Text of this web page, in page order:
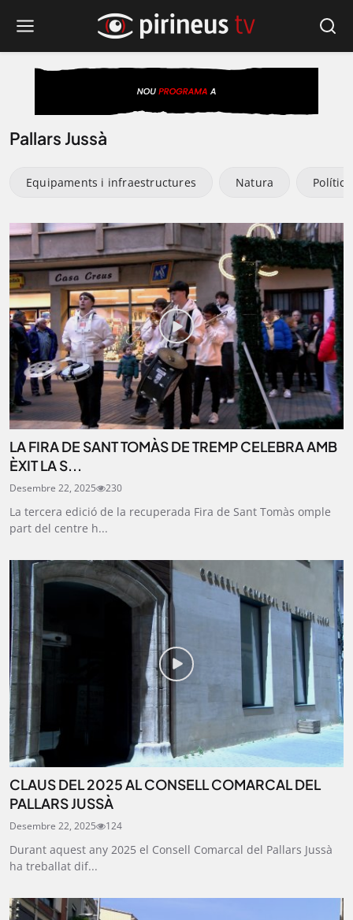
Pallars Jussà
Equipaments i infraestructures Natura Política
LA FIRA DE SANT TOMÀS DE TREMP CELEBRA AMB
ÈXIT LA S...
Desembre 22, 2025 230
La tercera edició de la recuperada Fira de Sant Tomàs omple
part del centre h...
CLAUS DEL 2025 AL CONSELL COMARCAL DEL
PALLARS JUSSÀ
Desembre 22, 2025 124
Durant aquest any 2025 el Consell Comarcal del Pallars Jussà
ha treballat dif...